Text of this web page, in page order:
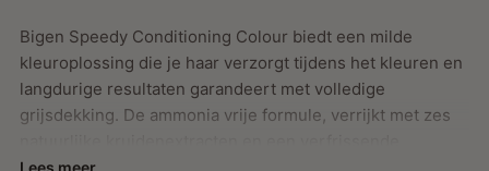
Bigen Speedy Conditioning Colour biedt een milde
kleuroplossing die je haar verzorgt tijdens het kleuren en
langdurige resultaten garandeert met volledige
grijsdekking. De ammonia vrije formule, verrijkt met zes
bloemige geur, maakt het kleuren van je haar een
Lees meer